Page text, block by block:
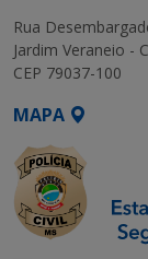
Rua
Jardim Veraneio -
CEP 79037-100
MAPA